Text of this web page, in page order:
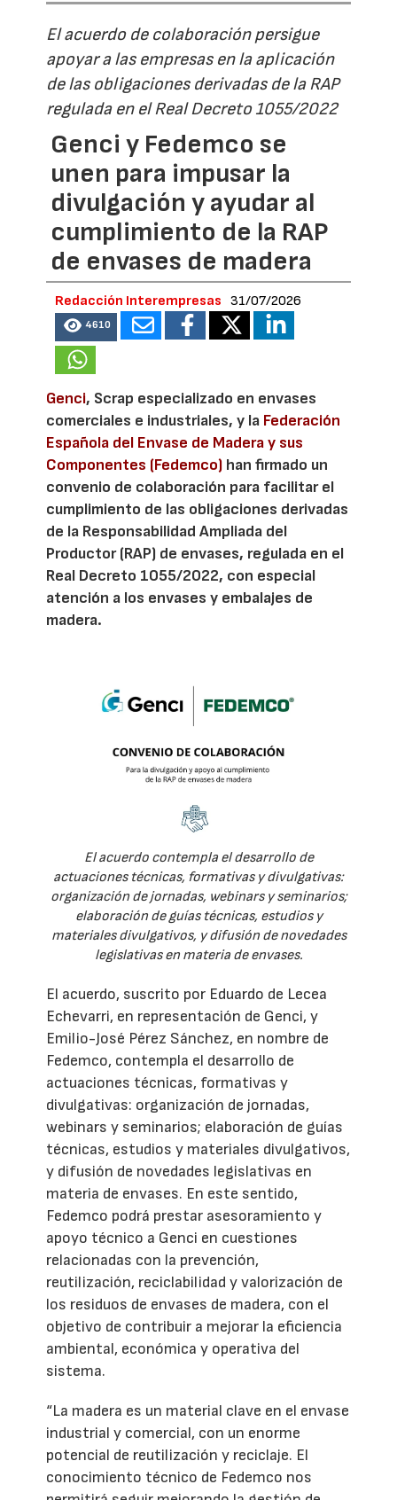
El acuerdo de colaboración persigue
apoyar a las empresas en la aplicación
de las obligaciones derivadas de la RAP
regulada en el Real Decreto 1055/2022
Genci y Fedemco se
unen para impusar la
divulgación y ayudar al
cumplimiento de la RAP
de envases de madera
Redacción Interempresas 31/07/2026
4610
Genci, Scrap especializado en envases
comerciales e industriales, y la Federación
Española del Envase de Madera y sus
Componentes (Fedemco) han firmado un
convenio de colaboración para facilitar el
cumplimiento de las obligaciones derivadas
de la Responsabilidad Ampliada del
Productor (RAP) de envases, regulada en el
Real Decreto 1055/2022, con especial
atención a los envases y embalajes de
madera.
El acuerdo contempla el desarrollo de
actuaciones técnicas, formativas y divulgativas:
organización de jornadas, webinars y seminarios;
elaboración de guías técnicas, estudios y
materiales divulgativos, y difusión de novedades
legislativas en materia de envases.
El acuerdo, suscrito por Eduardo de Lecea
Echevarri, en representación de Genci, y
Emilio-José Pérez Sánchez, en nombre de
Fedemco, contempla el desarrollo de
actuaciones técnicas, formativas y
divulgativas: organización de jornadas,
webinars y seminarios; elaboración de guías
técnicas, estudios y materiales divulgativos,
y difusión de novedades legislativas en
materia de envases. En este sentido,
Fedemco podrá prestar asesoramiento y
apoyo técnico a Genci en cuestiones
relacionadas con la prevención,
reutilización, reciclabilidad y valorización de
los residuos de envases de madera, con el
objetivo de contribuir a mejorar la eficiencia
ambiental, económica y operativa del
sistema.
“La madera es un material clave en el envase
industrial y comercial, con un enorme
potencial de reutilización y reciclaje. El
conocimiento técnico de Fedemco nos